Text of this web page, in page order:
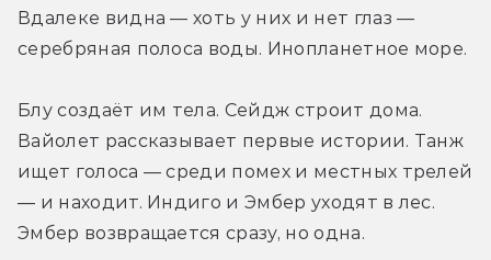
Вдалеке видна — хоть у них и нет глаз —
серебряная полоса воды. Инопланетное море.
Блу создаёт им тела. Сейдж строит дома.
Вайолет рассказывает первые истории. Танж
ищет голоса — среди помех и местных трелей
— и находит. Индиго и Эмбер уходят в лес.
Эмбер возвращается сразу, но одна.